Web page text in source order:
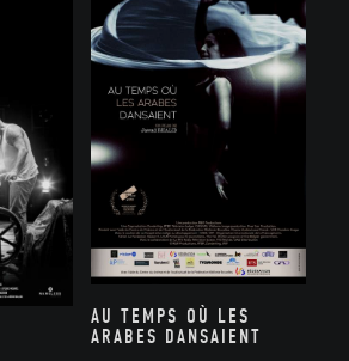
AU TEMPS OÙ LES
ARABES DANSAIENT